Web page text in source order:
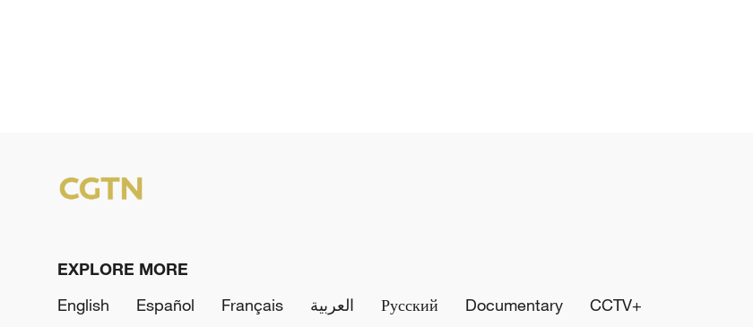
EXPLORE MORE
English
Español Français العربية Русский Documentary CCTV+